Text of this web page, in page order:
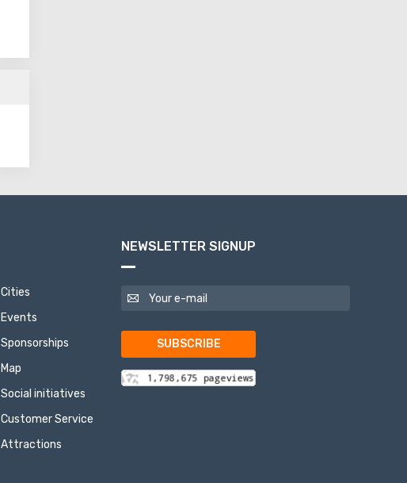
Cities
Events
Sponsorships
Map
Social initiatives
Customer Service
Attractions
NEWSLETTER SIGNUP
SUBSCRIBE